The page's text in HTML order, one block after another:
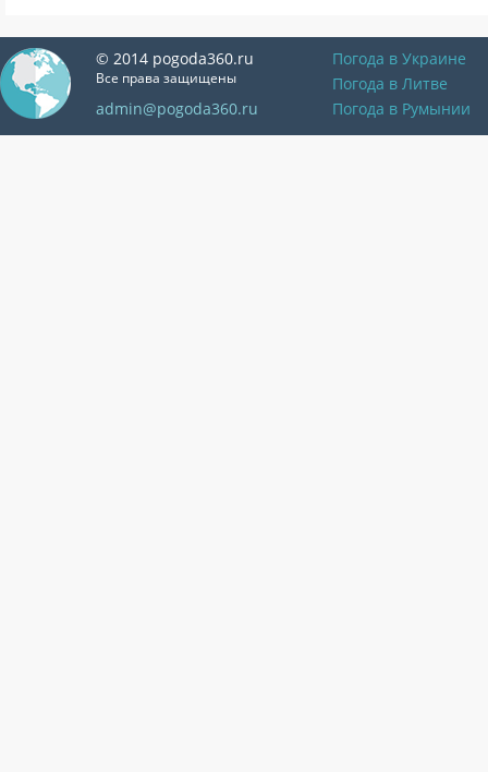
© 2014 pogoda360.ru
Все права защищены
admin@pogoda360.ru
Погода в Украине
Погода в Литве
Погода в Румынии